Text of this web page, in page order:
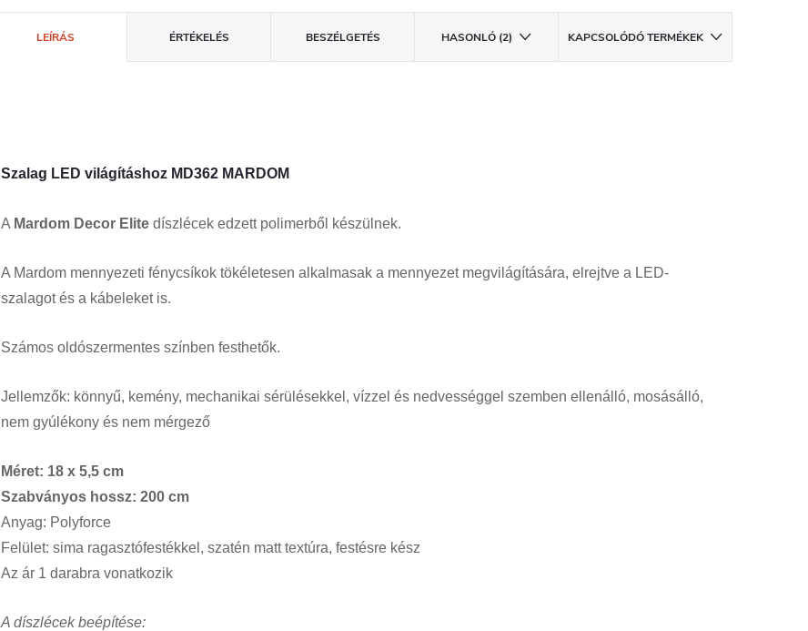
LEÍRÁS ÉRTÉKELÉS BESZÉLGETÉS HASONLÓ (2) KAPCSOLÓDÓ TERMÉKEK
Szalag LED világításhoz MD362 MARDOM
A Mardom Decor Elite díszlécek edzett polimerből készülnek.
A Mardom mennyezeti fénycsíkok tökéletesen alkalmasak a mennyezet megvilágítására, elrejtve a LED-
szalagot és a kábeleket is.
Számos oldószermentes színben festhetők.
Jellemzők: könnyű, kemény, mechanikai sérülésekkel, vízzel és nedvességgel szemben ellenálló, mosásálló,
nem gyúlékony és nem mérgező
Méret: 18 x 5,5 cm
Szabványos hossz: 200 cm
Anyag: Polyforce
Felület: sima ragasztófestékkel, szatén matt textúra, festésre kész
Az ár 1 darabra vonatkozik
A díszlécek beépítése: